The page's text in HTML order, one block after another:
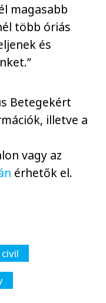
magasabb
több óriás
és
Betegekért
illetve a
vagy az
érhetők el.
civil